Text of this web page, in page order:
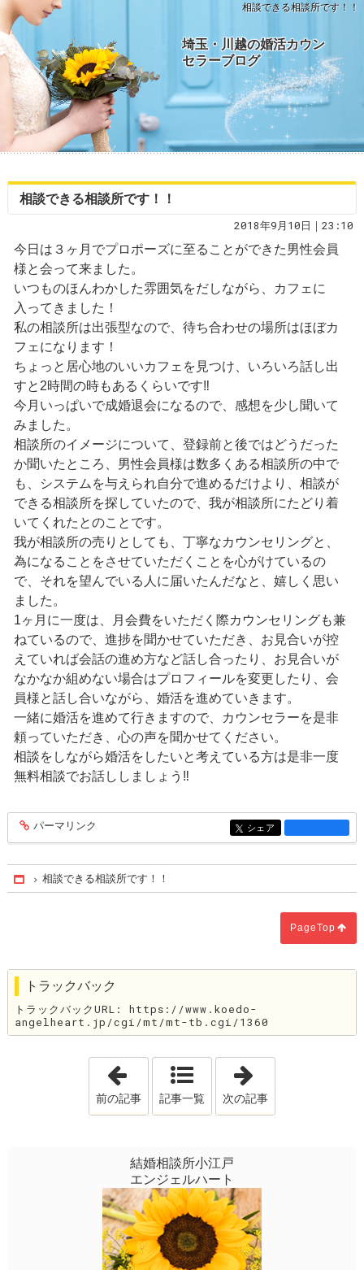
相談できる相談所です！！
埼玉・川越の婚活カウン
セラーブログ
相談できる相談所です！！
2018年9月10日｜23:10
今日は３ヶ月でプロポーズに至ることができた男性会員
様と会って来ました。
いつものほんわかした雰囲気をだしながら、カフェに
入ってきました！
私の相談所は出張型なので、待ち合わせの場所はほぼカ
フェになります！
ちょっと居心地のいいカフェを見つけ、いろいろ話し出
すと2時間の時もあるくらいです‼️
今月いっぱいで成婚退会になるので、感想を少し聞いて
みました。
相談所のイメージについて、登録前と後ではどうだった
か聞いたところ、男性会員様は数多くある相談所の中で
も、システムを与えられ自分で進めるだけより、相談が
できる相談所を探していたので、我が相談所にたどり着
いてくれたとのことです。
我が相談所の売りとしても、丁寧なカウンセリングと、
為になることをさせていただくことを心がけているの
で、それを望んでいる人に届いたんだなと、嬉しく思い
ました。
1ヶ月に一度は、月会費をいただく際カウンセリングも兼
ねているので、進捗を聞かせていただき、お見合いが控
えていれば会話の進め方など話し合ったり、お見合いが
なかなか組めない場合はプロフィールを変更したり、会
員様と話し合いながら、婚活を進めていきます。
一緒に婚活を進めて行きますので、カウンセラーを是非
頼っていただき、心の声を聞かせてください。
相談をしながら婚活をしたいと考えている方は是非一度
無料相談でお話ししましょう‼️
entry1373
パーマリンク entry1373
シェア
Home
相談できる相談所です！！
PageTop
トラックバック
トラックバックURL: https://www.koedo-
angelheart.jp/cgi/mt/mt-tb.cgi/1360
「今の自分と向き合う！」
前の記事 記事一覧 次の記事
結婚相談所小江戸
エンジェルハート